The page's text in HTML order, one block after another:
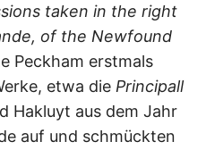
taken in the right
of the Newfound
Peckham erstmals
etwa die Principall
Hakluyt aus dem Jahr
auf und schmückten